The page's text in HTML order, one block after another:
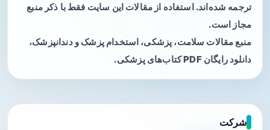
ترجمه شده‌اند. استفاده از مقالات این سایت فقط با ذکر منبع
مجاز است.
منبع مقالات سلامت، پزشکی، استخدام پزشک و دندانپزشک،
دانلود رایگان PDF کتاب‌های پزشکی.
شرکت